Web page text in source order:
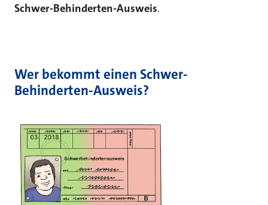
Schwer-Behinderten-Ausweis.
Wer bekommt einen Schwer-
Behinderten-Ausweis?